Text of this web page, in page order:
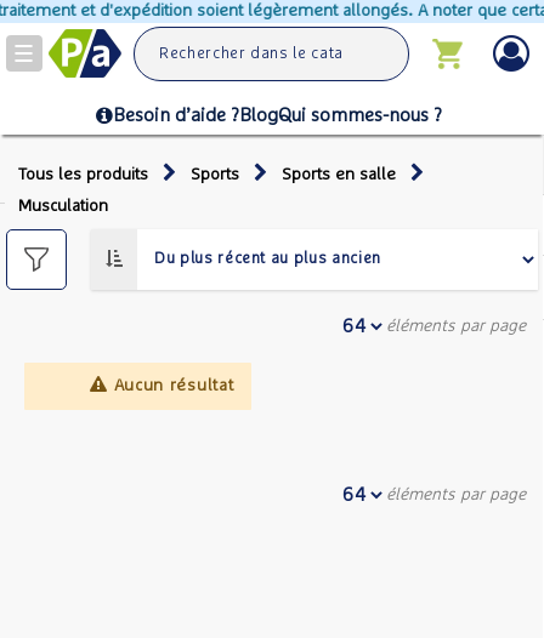
et d'expédition soient légèrement allongés. A noter que
Toggle
navigation
Besoin d’aide ?BlogQui sommes-nous ?
Tous les produits Sports
Sports en salle
Musculation
éléments par page
Aucun résultat
éléments par page